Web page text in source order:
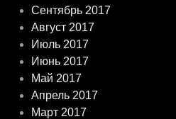
Сентябрь 2017
Август 2017
Июль 2017
Июнь 2017
Май 2017
Апрель 2017
Март 2017